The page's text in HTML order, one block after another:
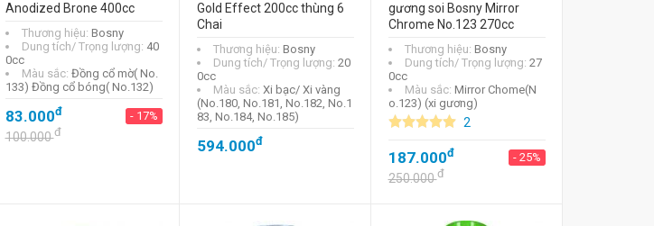
Anodized Brone 400cc
Thương hiệu: Bosny
Dung tích/ Trọng lượng: 40
0cc
Màu sắc: Đồng cổ mờ( No.
133) Đồng cổ bóng( No.132)
83.000đ - 17%
100.000đ
Gold Effect 200cc thùng 6
Chai
Thương hiệu: Bosny
Dung tích/ Trọng lượng: 20
0cc
Màu sắc: Xi bạc/ Xi vàng
(No.180, No.181, No.182, No.1
83, No.184, No.185)
594.000đ
gương soi Bosny Mirror
Chrome No.123 270cc
Thương hiệu: Bosny
Dung tích/ Trọng lượng: 27
0cc
Màu sắc: Mirror Chome(N
o.123) (xi gương)
2
187.000đ - 25%
250.000đ